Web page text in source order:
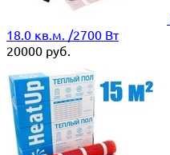
18.0 кв.м. /2700 Вт
20000 руб.